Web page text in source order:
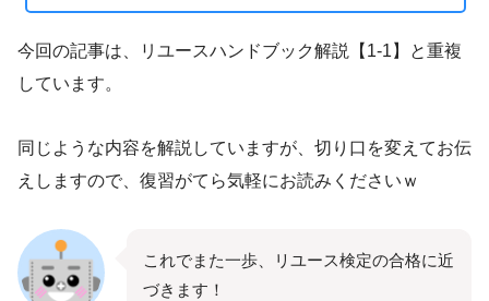
今回の記事は、リユースハンドブック解説【1-1】と重複
しています。
同じような内容を解説していますが、切り口を変えてお伝
えしますので、復習がてら気軽にお読みくださいｗ
これでまた一歩、リユース検定の合格に近
づきます！